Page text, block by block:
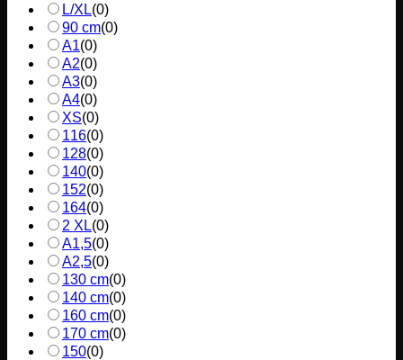
L/XL(0)
90 cm(0)
A1(0)
A2(0)
A3(0)
A4(0)
XS(0)
116(0)
128(0)
140(0)
152(0)
164(0)
2 XL(0)
A1,5(0)
A2,5(0)
130 cm(0)
140 cm(0)
160 cm(0)
170 cm(0)
150(0)